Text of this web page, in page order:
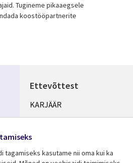
Tugineme pikaaegsele
koostööpartnerite
Ettevõttest
Useful
links
ESTONIA
KARJÄÄR
KONTORID
tagamiseks kasutame nii oma kui ka